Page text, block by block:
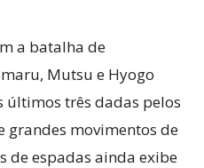
a batalha de
Mutsu e Hyogo
últimos três dadas pelos
grandes movimentos de
de espadas ainda exibe